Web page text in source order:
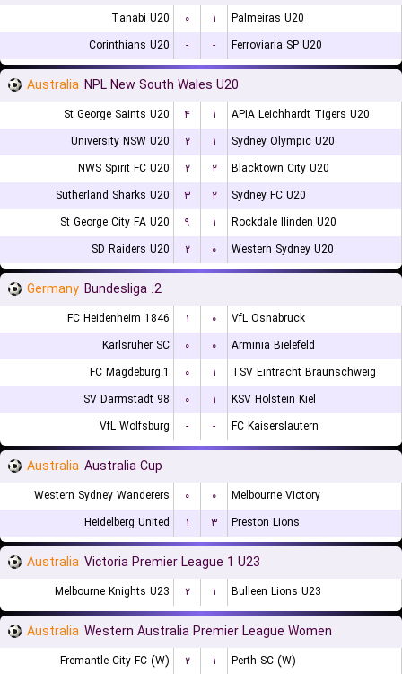
Tanabi U20 ۰ ۱
Palmeiras U20
Corinthians U20
- - Ferroviaria SP U20
Australia NPL New South Wales U20
St George Saints U20 ۴ ۱
APIA Leichhardt Tigers U20
University NSW U20
۲ ۱
Sydney Olympic U20
NWS Spirit FC U20
۲ ۲
Blacktown City U20
Sutherland Sharks U20
۳ ۲
Sydney FC U20
St George City FA U20
۹ ۱
Rockdale Ilinden U20
SD Raiders U20
۲ ۰ Western Sydney U20
Germany 2. Bundesliga
FC Heidenheim 1846 ۱ ۰
VfL Osnabruck
Karlsruher SC
۰ ۰
Arminia Bielefeld
1.FC Magdeburg
۰ ۱
TSV Eintracht Braunschweig
SV Darmstadt 98
۰ ۱
KSV Holstein Kiel
VfL Wolfsburg
- - FC Kaiserslautern
Australia Australia Cup
Western Sydney Wanderers ۰ ۰
Melbourne Victory
Heidelberg United
۱ ۳ Preston Lions
Australia Victoria Premier League 1 U23
Melbourne Knights U23 ۲ ۱ Bulleen Lions U23
Australia Western Australia Premier League Women
Fremantle City FC (W) ۲ ۱ Perth SC (W)